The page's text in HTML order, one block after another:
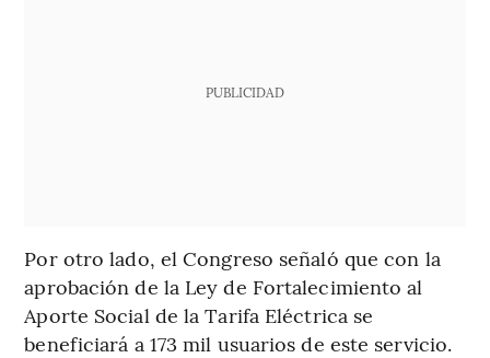
PUBLICIDAD
Por otro lado, el Congreso señaló que con la
aprobación de la Ley de Fortalecimiento al
Aporte Social de la Tarifa Eléctrica se
beneficiará a 173 mil usuarios de este servicio.